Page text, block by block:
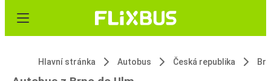
Hlavní stránka Autobus Česká republika